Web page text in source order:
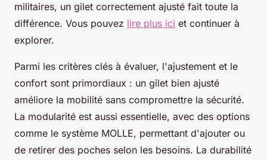
militaires, un gilet correctement ajusté fait toute la
différence. Vous pouvez lire plus ici et continuer à
explorer.
Parmi les critères clés à évaluer, l'ajustement et le
confort sont primordiaux : un gilet bien ajusté
améliore la mobilité sans compromettre la sécurité.
La modularité est aussi essentielle, avec des options
comme le système MOLLE, permettant d'ajouter ou
de retirer des poches selon les besoins. La durabilité